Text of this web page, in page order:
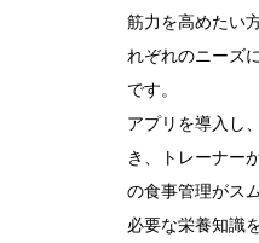
筋力を高めたい
れぞれのニーズ
です。
アプリを導入し
き、トレーナー
の食事管理がス
必要な栄養知識